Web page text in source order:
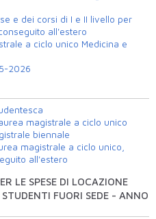
e dei corsi di I e II livello per
all'estero
a ciclo unico Medicina e
2026
magistrale a ciclo unico
biennale
magistrale a ciclo unico,
all'estero
LE SPESE DI LOCAZIONE
FUORI SEDE - ANNO